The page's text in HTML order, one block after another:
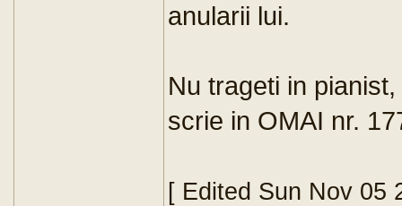
anularii lui.
Nu trageti in
scrie in OMAI nr.
[ Edited Sun Nov 05